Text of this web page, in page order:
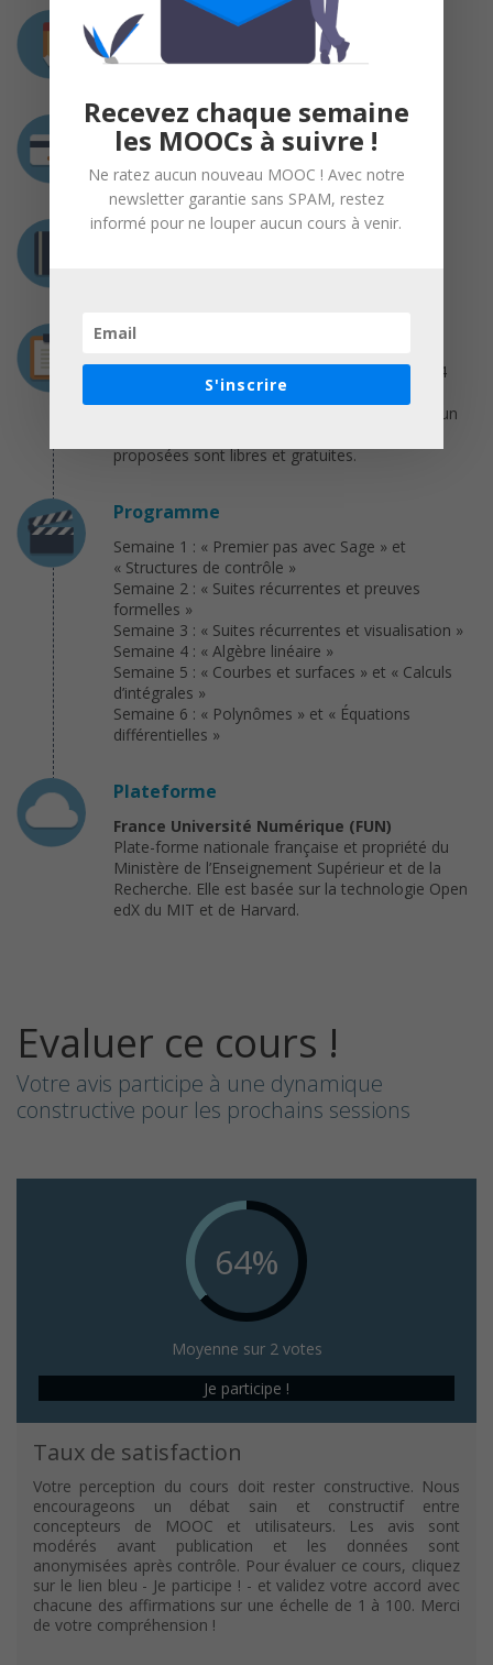
Charge de travail
2 à 4 heures / semaine
Coût
Gratuit
Certification
Déroulement
Ce cours dure 6 semaines. Il nécessite de 2 à 4
heures de travail par semaine. Le cours est
proposé sous la forme de vidéos, repris dans un
proposées sont libres et gratuites.
Programme
Semaine 1 : « Premier pas avec Sage » et
« Structures de contrôle »
Semaine 2 : « Suites récurrentes et preuves
formelles »
Semaine 3 : « Suites récurrentes et visualisation »
Semaine 4 : « Algèbre linéaire »
Semaine 5 : « Courbes et surfaces » et « Calculs
d’intégrales »
Semaine 6 : « Polynômes » et « Équations
différentielles »
Plateforme
France Université Numérique (FUN)
Plate-forme nationale française et propriété du
Ministère de l’Enseignement Supérieur et de la
Recherche. Elle est basée sur la technologie Open
edX du MIT et de Harvard.
Evaluer ce cours !
Votre avis participe à une dynamique
constructive pour les prochains sessions
64%
Moyenne sur 2 votes
Je participe !
Taux de satisfaction
Votre perception du cours doit rester constructive. Nous
encourageons un débat sain et constructif entre
concepteurs de MOOC et utilisateurs. Les avis sont
modérés avant publication et les données sont
anonymisées après contrôle. Pour évaluer ce cours, cliquez
sur le lien bleu - Je participe ! - et validez votre accord avec
chacune des affirmations sur une échelle de 1 à 100. Merci
de votre compréhension !
Recevez chaque semaine
les MOOCs à suivre !
Ne ratez aucun nouveau MOOC ! Avec notre
newsletter garantie sans SPAM, restez
informé pour ne louper aucun cours à venir.
S'inscrire